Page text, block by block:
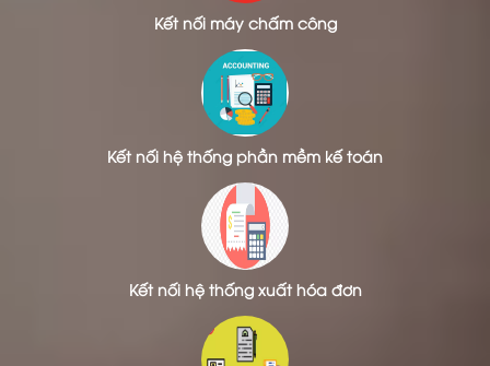
Kết nối máy chấm công
Kết nối hệ thống phần mềm kế toán
Kết nối hệ thống xuất hóa đơn